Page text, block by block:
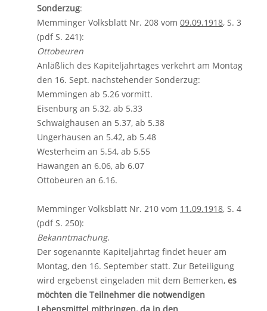
Sonderzug:
Memminger Volksblatt Nr. 208 vom 09.09.1918, S. 3
(pdf S. 241):
Ottobeuren
Anläßlich des Kapiteljahrtages verkehrt am Montag
den 16. Sept. nachstehender Sonderzug:
Memmingen ab 5.26 vormitt.
Eisenburg an 5.32, ab 5.33
Schwaighausen an 5.37, ab 5.38
Ungerhausen an 5.42, ab 5.48
Westerheim an 5.54, ab 5.55
Hawangen an 6.06, ab 6.07
Ottobeuren an 6.16.
Memminger Volksblatt Nr. 210 vom 11.09.1918, S. 4
(pdf S. 250):
Bekanntmachung.
Der sogenannte Kapiteljahrtag findet heuer am
Montag, den 16. September statt. Zur Beteiligung
wird ergebenst eingeladen mit dem Bemerken, es
möchten die Teilnehmer die notwendigen